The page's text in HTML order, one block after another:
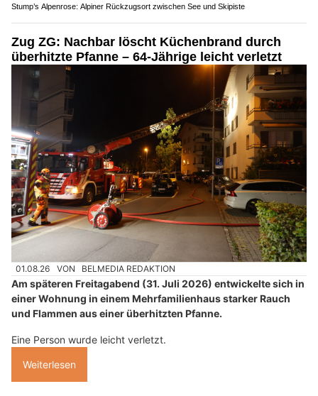
Stump’s Alpenrose: Alpiner Rückzugsort zwischen See und Skipiste
Zug ZG: Nachbar löscht Küchenbrand durch
überhitzte Pfanne – 64-Jährige leicht verletzt
01.08.26 VON BELMEDIA REDAKTION
Am späteren Freitagabend (31. Juli 2026) entwickelte sich in
einer Wohnung in einem Mehrfamilienhaus starker Rauch
und Flammen aus einer überhitzten Pfanne.
Eine Person wurde leicht verletzt.
Weiterlesen